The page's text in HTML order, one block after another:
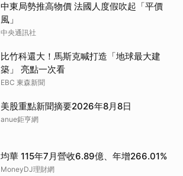
中東局勢推高物價 法國人度假吹起「平價
風」
中央通訊社
比竹科還大！馬斯克喊打造「地球最大建
築」 亮點一次看
EBC 東森新聞
美股重點新聞摘要2026年8月8日
anue鉅亨網
均華 115年7月營收6.89億、年增266.01%
MoneyDJ理財網